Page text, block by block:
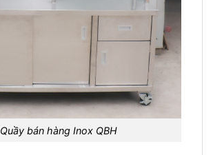
Quầy bán hàng Inox QBH